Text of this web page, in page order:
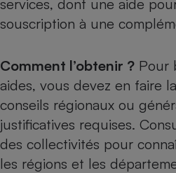
services, dont une aide
souscription à une
Comment l’obtenir ? Pour
aides, vous devez en faire
conseils régionaux ou
justificatives requises.
des collectivités pour
les régions et les